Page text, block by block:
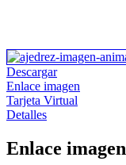
Descargar
Enlace imagen
Tarjeta Virtual
Detalles
Enlace imagen